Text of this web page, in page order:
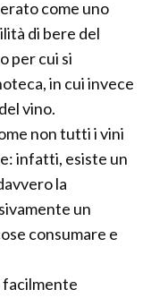
come uno
di bere del
per cui si
in cui invece
vino.
non tutti i vini
infatti, esiste un
la
un
consumare e
facilmente